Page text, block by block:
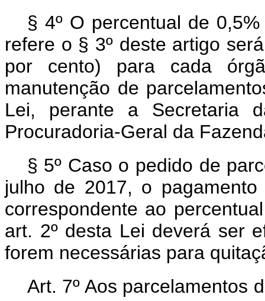
§ 4º O percentual de
refere o § 3º deste artigo
por cento) para cada
manutenção de
Lei, perante a Secretaria
Procuradoria-Geral da
§ 5º Caso o pedido de
julho de 2017, o
correspondente ao
art. 2º desta Lei deverá ser
forem necessárias para
Art. 7º Aos parcelamentos